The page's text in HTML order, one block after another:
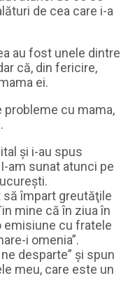
de cea care i-a
au fost unele dintre
că, din fericire,
ei.
probleme cu mama,
şi i-au spus
am sunat atunci pe
împart greutăţile
mine că în ziua în
emisiune cu fratele
i omenia”.
desparte” şi spun
meu, care este un